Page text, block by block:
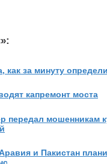
»:
как за минуту
капремонт моста
передал мошенникам
и Пакистан